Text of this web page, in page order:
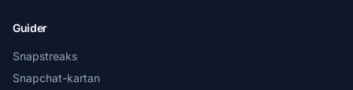
Guider
Snapstreaks
Snapchat-kartan